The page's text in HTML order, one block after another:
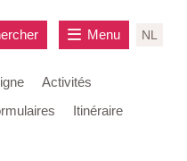
Activités
Itinéraire
NL
Menu